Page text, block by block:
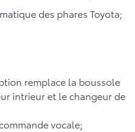
des phares Toyota;
remplace la boussole
intrieur et le changeur de
vocale;